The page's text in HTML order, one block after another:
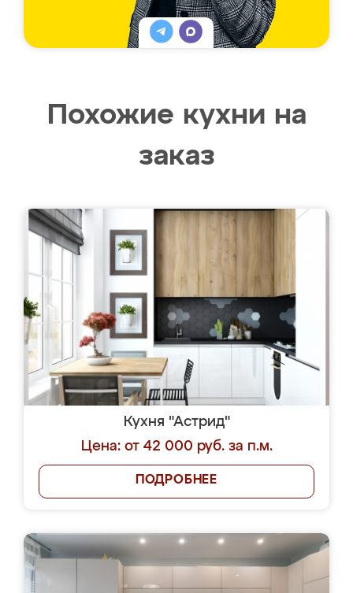
Похожие кухни на
заказ
Кухня "Астрид"
Цена: от 42 000 руб. за п.м.
ПОДРОБНЕЕ